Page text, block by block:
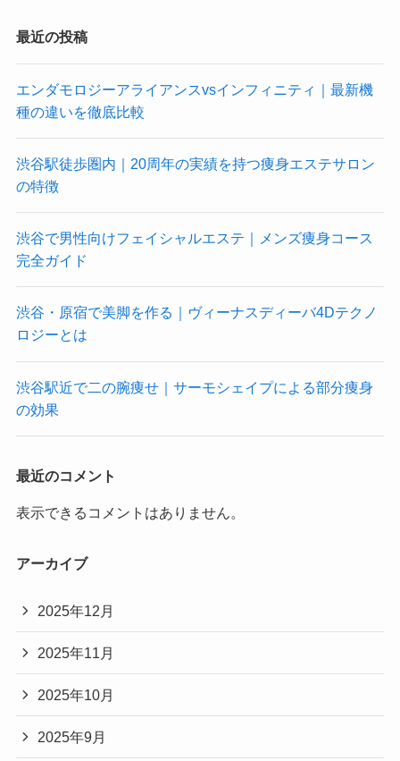
最近の投稿
エンダモロジーアライアンスvsインフィニティ｜最新機
種の違いを徹底比較
渋谷駅徒歩圏内｜20周年の実績を持つ痩身エステサロン
の特徴
渋谷で男性向けフェイシャルエステ｜メンズ痩身コース
完全ガイド
渋谷・原宿で美脚を作る｜ヴィーナスディーバ4Dテクノ
ロジーとは
渋谷駅近で二の腕痩せ｜サーモシェイプによる部分痩身
の効果
最近のコメント
表示できるコメントはありません。
アーカイブ
2025年12月
2025年11月
2025年10月
2025年9月